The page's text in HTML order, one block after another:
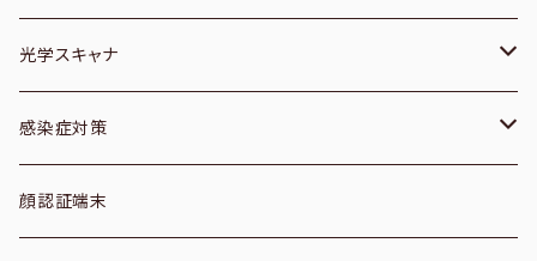
１次元／有線
１次元／無線
２次元／有線
光学スキャナ
ブックスキャナー
フィルムスキャナ
感染症対策
空調機器
顔認証端末